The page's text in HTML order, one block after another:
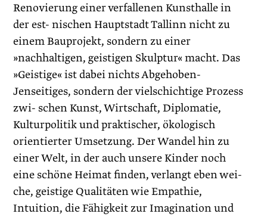
Renovierung einer verfallenen Kunsthalle in
der est- nischen Hauptstadt Tallinn nicht zu
einem Bauprojekt, sondern zu einer
»nachhaltigen, geistigen Skulptur« macht. Das
»Geistige« ist dabei nichts Abgehoben-
Jenseitiges, sondern der vielschichtige Prozess
zwi- schen Kunst, Wirtschaft, Diplomatie,
Kulturpolitik und praktischer, ökologisch
orientierter Umsetzung. Der Wandel hin zu
einer Welt, in der auch unsere Kinder noch
eine schöne Heimat finden, verlangt eben wei-
che, geistige Qualitäten wie Empathie,
Intuition, die Fähigkeit zur Imagination und